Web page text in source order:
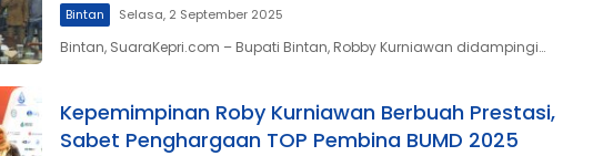
Bintan Selasa, 2 September 2025
Bintan, SuaraKepri.com – Bupati Bintan, Robby Kurniawan didampingi…
Kepemimpinan Roby Kurniawan Berbuah Prestasi,
Sabet Penghargaan TOP Pembina BUMD 2025